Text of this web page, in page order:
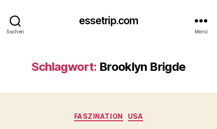
Suchen
essetrip.com
Menü
Schlagwort: Brooklyn Brigde
Kategorien
FASZINATION USA